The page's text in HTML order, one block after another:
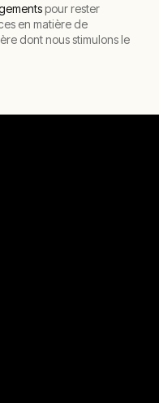
pour rester
en matière de
dont nous stimulons le